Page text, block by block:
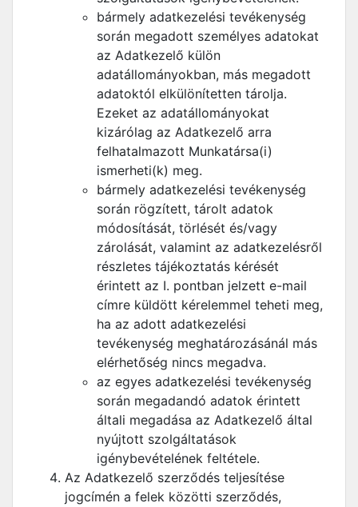
bármely adatkezelési tevékenység
során megadott személyes adatokat
az Adatkezelő külön
adatállományokban, más megadott
adatoktól elkülönítetten tárolja.
Ezeket az adatállományokat
kizárólag az Adatkezelő arra
felhatalmazott Munkatársa(i)
ismerheti(k) meg.
bármely adatkezelési tevékenység
során rögzített, tárolt adatok
módosítását, törlését és/vagy
zárolását, valamint az adatkezelésről
részletes tájékoztatás kérését
érintett az I. pontban jelzett e-mail
címre küldött kérelemmel teheti meg,
ha az adott adatkezelési
tevékenység meghatározásánál más
elérhetőség nincs megadva.
az egyes adatkezelési tevékenység
során megadandó adatok érintett
általi megadása az Adatkezelő által
nyújtott szolgáltatások
igénybevételének feltétele.
Az Adatkezelő szerződés teljesítése
jogcímén a felek közötti szerződés,